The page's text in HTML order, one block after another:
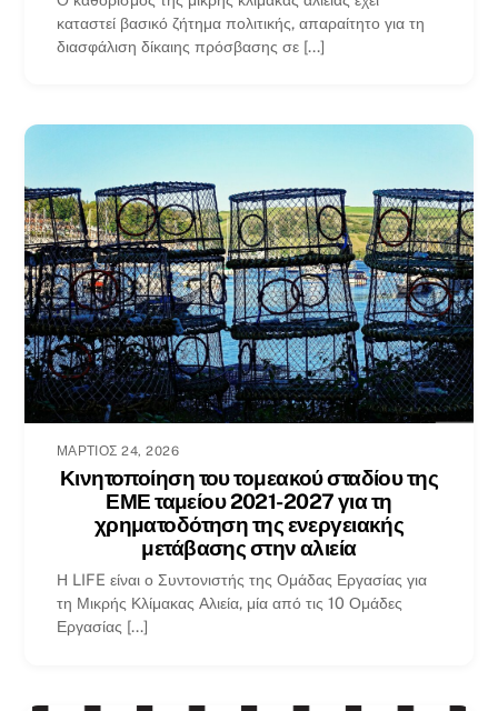
καταστεί βασικό ζήτημα πολιτικής, απαραίτητο για τη
διασφάλιση δίκαιης πρόσβασης σε [...]
ΜΆΡΤΙΟΣ 24, 2026
Κινητοποίηση του τομεακού σταδίου της
ΕΜΕ ταμείου 2021-2027 για τη
χρηματοδότηση της ενεργειακής
μετάβασης στην αλιεία
Η LIFE είναι ο Συντονιστής της Ομάδας Εργασίας για
τη Μικρής Κλίμακας Αλιεία, μία από τις 10 Ομάδες
Εργασίας [...]